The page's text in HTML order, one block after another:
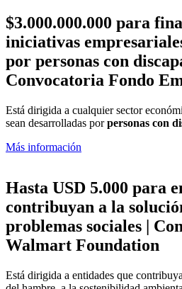
$3.000.000.000 para
iniciativas
por personas con
Convocatoria Fondo
Está dirigida a cualquier sector
sean desarrolladas porpersonas con
Más información
Hasta USD 5.000 para
contribuyan a la
problemas sociales |
Walmart Foundation
Está dirigida a entidades que